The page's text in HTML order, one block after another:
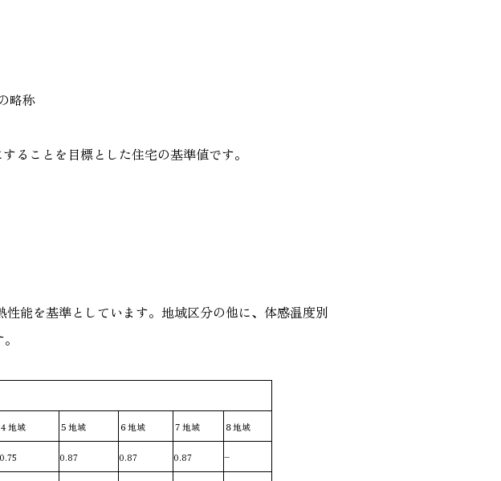
略称
ることを目標とした住宅の基準値です。
能を基準としています。地域区分の他に、体感温度別
４地域 ５地域 ６地域 ７地域 ８地域
0.75 0.87 0.87 0.87 –